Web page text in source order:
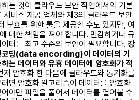
는 것이 클라우드 보안 작업에서의 기본
서비스 제공 업체와 제3의 클라우드 보안
보호를 위한 툴을 제공할 수도 있지만, 여
대한 책임을 져야 합니다. 민감하거나 규
터는 최고 수준의 보안이 필요합니다. 강
코딩(data encording)이 데이터의 기
는 데이터와 유휴 데이터에 암호화가 적
저 암호화 한 다음에 클라우드와 동기화를
면 암호화 알고리즘이 데이터를 암호화
야만 파일을 풀어서 데이터를 열어볼 수